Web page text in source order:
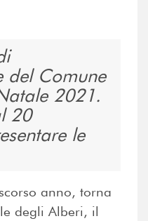
del Comune
2021.
20
le
anno, torna
degli Alberi, il